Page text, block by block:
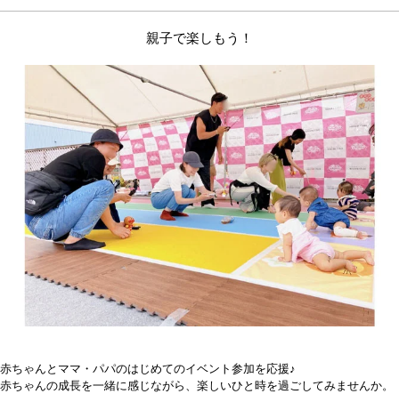
親子で楽しもう！
赤ちゃんとママ・パパのはじめてのイベント参加を応援♪
赤ちゃんの成長を一緒に感じながら、楽しいひと時を過ごしてみませんか。